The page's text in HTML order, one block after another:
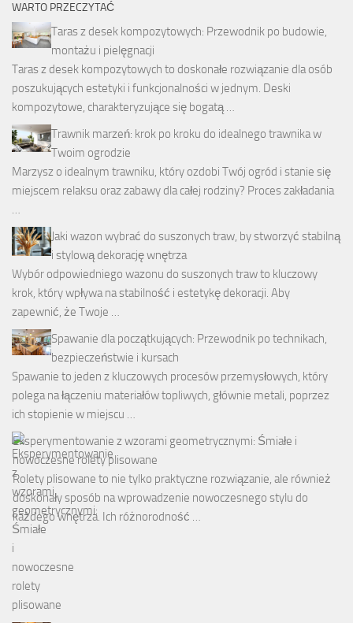
WARTO PRZECZYTAĆ
Taras z desek kompozytowych: Przewodnik po budowie,
montażu i pielęgnacji
Taras z desek kompozytowych to doskonałe rozwiązanie dla osób
poszukujących estetyki i funkcjonalności w jednym. Deski
kompozytowe, charakteryzujące się bogatą …
Trawnik marzeń: krok po kroku do idealnego trawnika w
Twoim ogrodzie
Marzysz o idealnym trawniku, który ozdobi Twój ogród i stanie się
miejscem relaksu oraz zabawy dla całej rodziny? Proces zakładania
…
Jaki wazon wybrać do suszonych traw, by stworzyć stabilną
i stylową dekorację wnętrza
Wybór odpowiedniego wazonu do suszonych traw to kluczowy
krok, który wpływa na stabilność i estetykę dekoracji. Aby
zapewnić, że Twoje …
Spawanie dla początkujących: Przewodnik po technikach,
bezpieczeństwie i kursach
Spawanie to jeden z kluczowych procesów przemysłowych, który
polega na łączeniu materiałów topliwych, głównie metali, poprzez
ich stopienie w miejscu …
Eksperymentowanie z wzorami geometrycznymi: Śmiałe i
nowoczesne rolety plisowane
Rolety plisowane to nie tylko praktyczne rozwiązanie, ale również
doskonały sposób na wprowadzenie nowoczesnego stylu do
każdego wnętrza. Ich różnorodność …